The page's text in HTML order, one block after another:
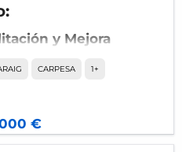
y Mejora
la
CARPESA 1+
€